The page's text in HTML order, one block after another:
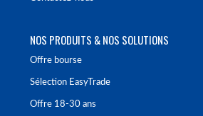
NOS PRODUITS & NOS SOLUTIONS
Offre bourse
Sélection EasyTrade
Offre 18-30 ans